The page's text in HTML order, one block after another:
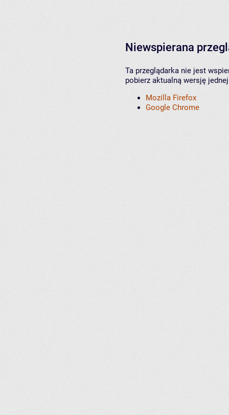
Niewspierana
Ta przeglądarka nie jest
pobierz aktualną wersję
Mozilla Firefox
Google Chrome